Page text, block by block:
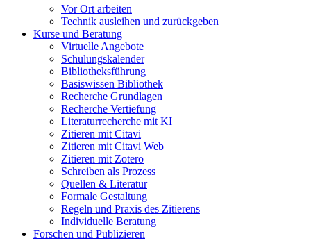
Vor Ort arbeiten
Technik ausleihen und zurückgeben
Kurse und Beratung
Virtuelle Angebote
Schulungskalender
Bibliotheksführung
Basiswissen Bibliothek
Recherche Grundlagen
Recherche Vertiefung
Literaturrecherche mit KI
Zitieren mit Citavi
Zitieren mit Citavi Web
Zitieren mit Zotero
Schreiben als Prozess
Quellen & Literatur
Formale Gestaltung
Regeln und Praxis des Zitierens
Individuelle Beratung
Forschen und Publizieren